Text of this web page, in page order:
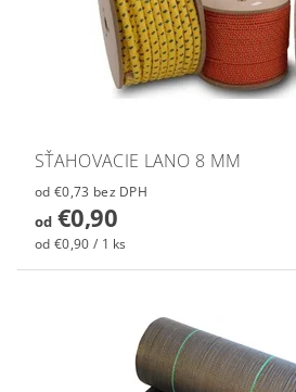
SŤAHOVACIE LANO 8 MM
od €0,73 bez DPH
od€0,90
od €0,90 / 1 ks